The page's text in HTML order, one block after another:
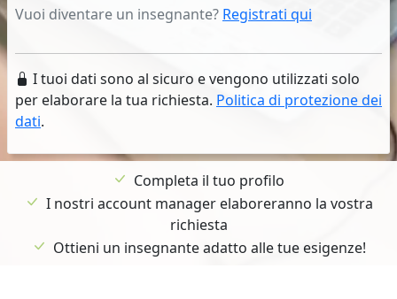
Vuoi diventare un insegnante? Registrati qui
I tuoi dati sono al sicuro e vengono utilizzati solo
per elaborare la tua richiesta. Politica di protezione dei
dati.
Completa il tuo profilo
I nostri account manager elaboreranno la vostra
richiesta
Ottieni un insegnante adatto alle tue esigenze!